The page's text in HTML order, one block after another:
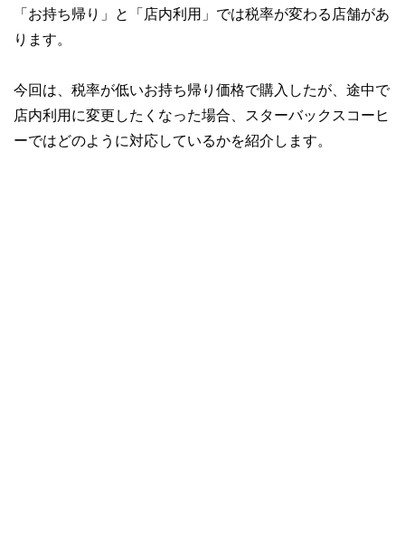
「お持ち帰り」と「店内利用」では税率が変わる店舗があ
ります。
今回は、税率が低いお持ち帰り価格で購入したが、途中で
店内利用に変更したくなった場合、スターバックスコーヒ
ーではどのように対応しているかを紹介します。